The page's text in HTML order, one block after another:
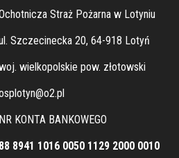
Straż Pożarna w Lotyniu
Szczecinecka 20, 64-918 Lotyń
wielkopolskie pow. złotowski
NR KONTA BANKOWEGO
88 8941 1016 0050 1129 2000 0010